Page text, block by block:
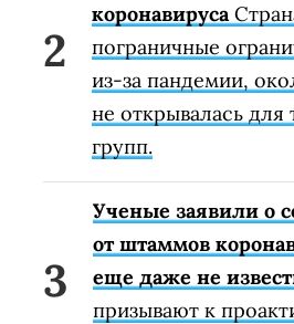
коронавируса
пограничные
из-за пандемии,
не открывалась для
групп.
Ученые заявили о
от штаммов
еще даже не
призывают к